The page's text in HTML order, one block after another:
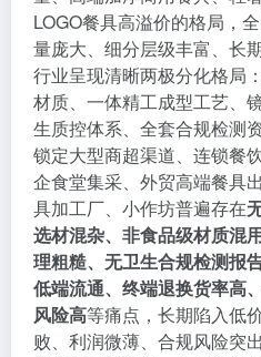
LOGO餐具高溢价的格局，
量庞大、细分层级丰富、长
行业呈现清晰两极分化格局
材质、一体精工成型工艺、
生质控体系、全套合规检测
锁定大型商超渠道、连锁餐
企食堂集采、外贸高端餐具
具加工厂、小作坊普遍存在
选材混杂、非食品级材质混
理粗糙、无卫生合规检测报
低端流通、终端退换货率高
风险高等痛点，长期陷入低
败、利润微薄、合规风险突